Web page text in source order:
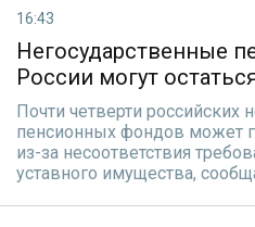
16:43
Негосударственные
России могут
Почти четверти российских
пенсионных фондов может
из-за несоответствия
уставного имущества,